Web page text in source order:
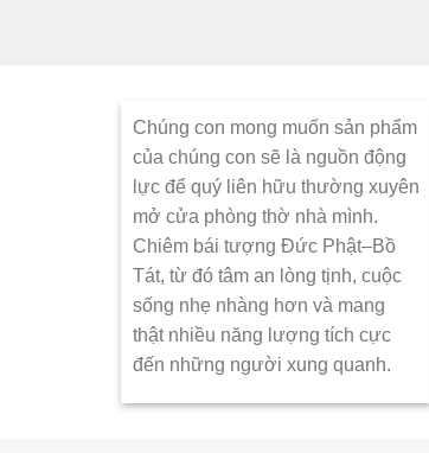
Chúng con mong muốn sản phẩm
của chúng con sẽ là nguồn động
lực để quý liên hữu thường xuyên
mở cửa phòng thờ nhà mình.
Chiêm bái tượng Đức Phật–Bồ
Tát, từ đó tâm an lòng tịnh, cuộc
sống nhẹ nhàng hơn và mang
thật nhiều năng lượng tích cực
đến những người xung quanh.